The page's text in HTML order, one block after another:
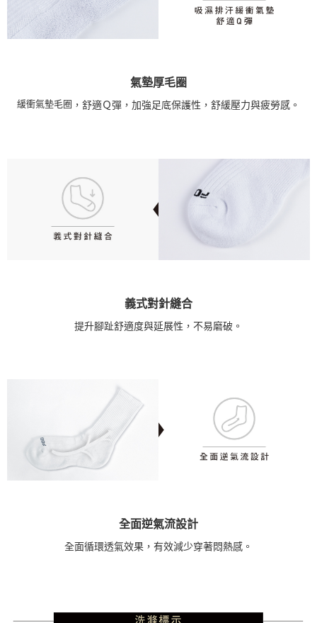
氣墊厚毛圈
緩衝氣墊毛圈 ，舒適Ｑ彈，加強足底保護性，舒緩壓力與疲勞感。
義式對針縫合
提升腳趾舒適度與延展性，不易磨破。
全面逆氣流設計
全面循環透氣效果，有效減少穿著悶熱感。